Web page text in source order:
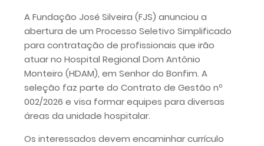
A Fundação José Silveira (FJS) anunciou a
abertura de um Processo Seletivo Simplificado
para contratação de profissionais que irão
atuar no Hospital Regional Dom Antônio
Monteiro (HDAM), em Senhor do Bonfim. A
seleção faz parte do Contrato de Gestão nº
002/2026 e visa formar equipes para diversas
áreas da unidade hospitalar.
Os interessados devem encaminhar currículo